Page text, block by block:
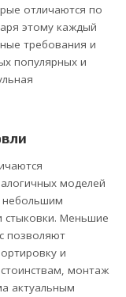
отличаются по
этому каждый
требования и
популярных и
моделей
небольшим
стыковки. Меньшие
позволяют
и
монтаж
актуальным